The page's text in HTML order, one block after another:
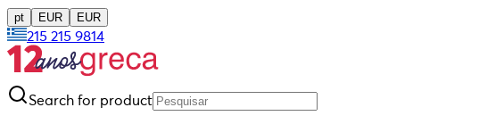
pt EUR EUR
215 215 9814
Search for product